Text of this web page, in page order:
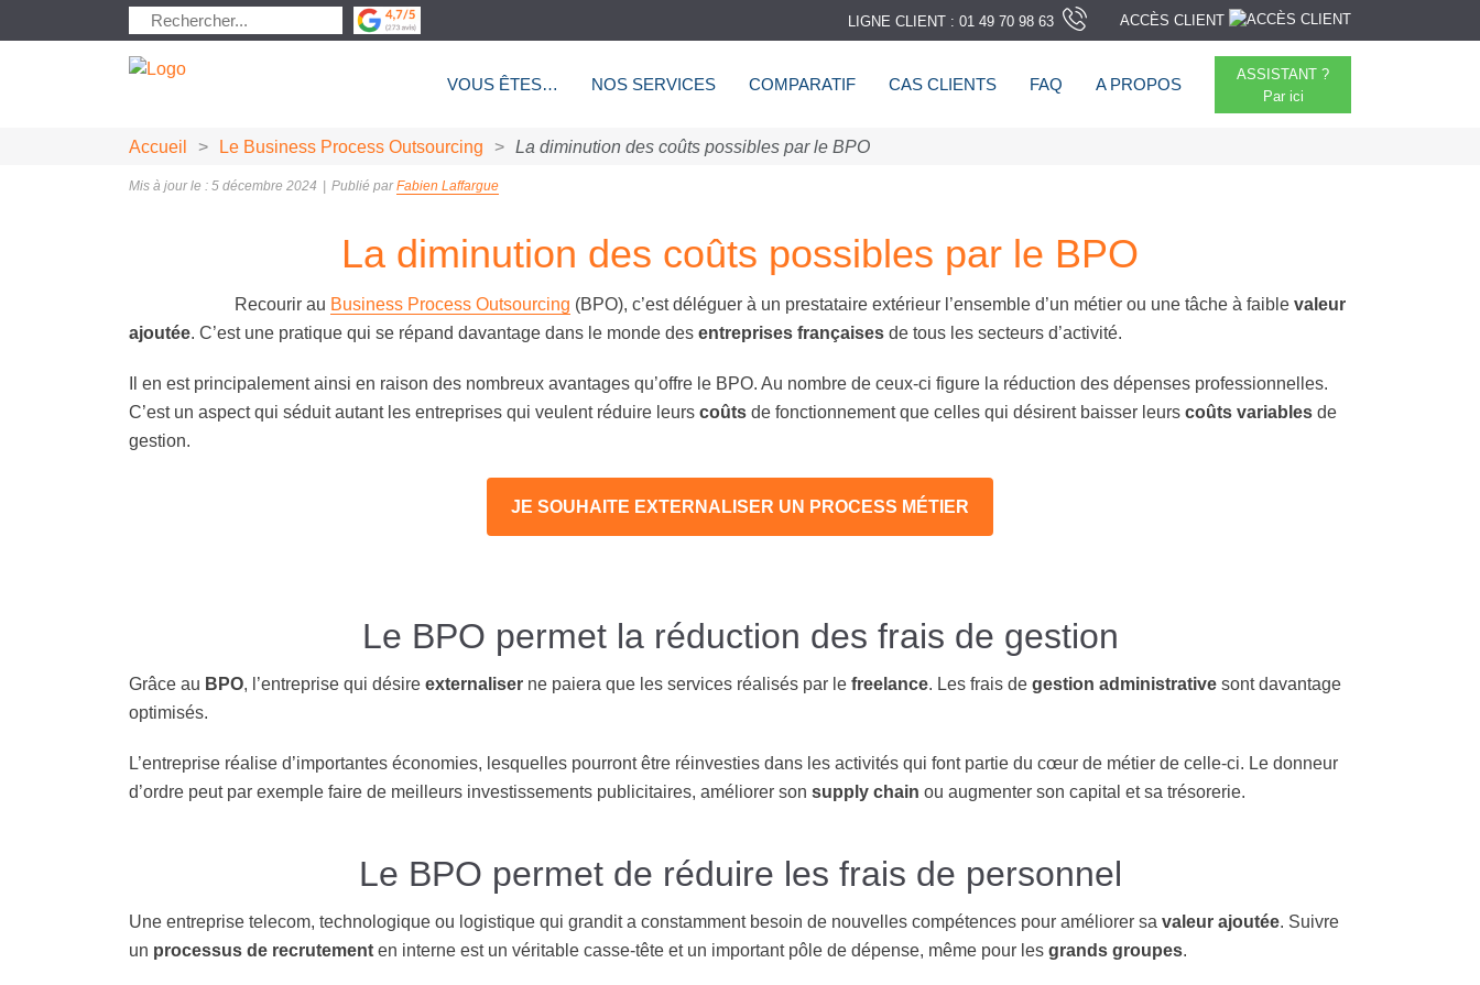
LIGNE CLIENT : 01 49 70 98 63 ACCÈS CLIENT
VOUS ÊTES… NOS SERVICES COMPARATIF CAS CLIENTS FAQ A PROPOS
ASSISTANT ?
Par ici
Accueil > Le Business Process Outsourcing > La diminution des coûts possibles par le BPO
Mis à jour le : 5 décembre 2024 Publié parFabien Laffargue
La diminution des coûts possibles par le BPO
Recourir au Business Process Outsourcing (BPO), c’est déléguer à un prestataire extérieur l’ensemble d’un métier ou une tâche à faible valeur
ajoutée. C’est une pratique qui se répand davantage dans le monde des entreprises françaises de tous les secteurs d’activité.
Il en est principalement ainsi en raison des nombreux avantages qu’offre le BPO. Au nombre de ceux-ci figure la réduction des dépenses professionnelles.
C’est un aspect qui séduit autant les entreprises qui veulent réduire leurs coûts de fonctionnement que celles qui désirent baisser leurs coûts variables de
gestion.
JE SOUHAITE EXTERNALISER UN PROCESS MÉTIER
Le BPO permet la réduction des frais de gestion
Grâce au BPO, l’entreprise qui désire externaliser ne paiera que les services réalisés par le freelance. Les frais de gestion administrative sont davantage
optimisés.
L’entreprise réalise d’importantes économies, lesquelles pourront être réinvesties dans les activités qui font partie du cœur de métier de celle-ci. Le donneur
d’ordre peut par exemple faire de meilleurs investissements publicitaires, améliorer son supply chain ou augmenter son capital et sa trésorerie.
Le BPO permet de réduire les frais de personnel
Une entreprise telecom, technologique ou logistique qui grandit a constamment besoin de nouvelles compétences pour améliorer sa valeur ajoutée. Suivre
un processus de recrutement en interne est un véritable casse-tête et un important pôle de dépense, même pour les grands groupes.